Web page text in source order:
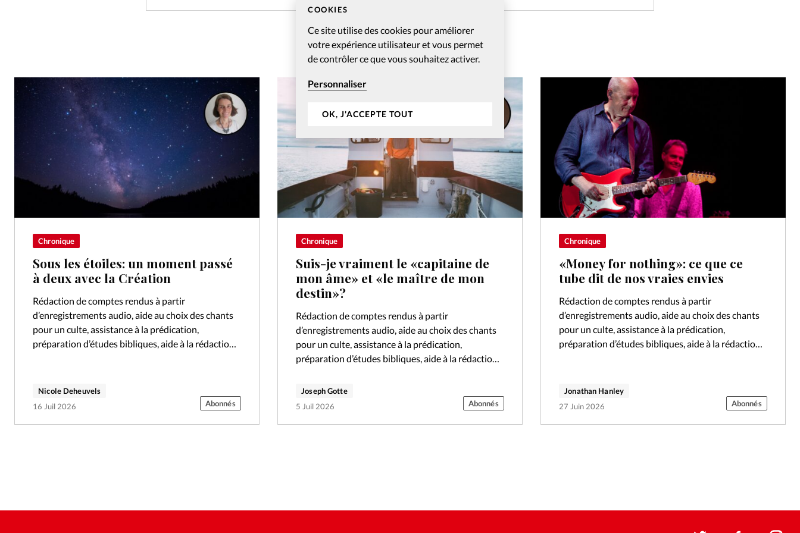
COOKIES
Ce site utilise des cookies pour améliorer
votre expérience utilisateur et vous permet
de contrôler ce que vous souhaitez activer.
Personnaliser
OK, J'ACCEPTE TOUT
Chronique
Sous les étoiles: un moment passé
à deux avec la Création
Rédaction de comptes rendus à partir
d’enregistrements audio, aide au choix des chants
pour un culte, assistance à la prédication,
préparation d’études bibliques, aide à la rédaction
Nicole Deheuvels
16 Juil 2026
Abonnés
Chronique
Suis-je vraiment le «capitaine de
mon âme» et «le maître de mon
destin»?
Rédaction de comptes rendus à partir
d’enregistrements audio, aide au choix des chants
pour un culte, assistance à la prédication,
préparation d’études bibliques, aide à la rédaction
Depuis…
Joseph Gotte
5 Juil 2026
Abonnés
Chronique
«Money for nothing»: ce que ce
tube dit de nos vraies envies
Rédaction de comptes rendus à partir
d’enregistrements audio, aide au choix des chants
pour un culte, assistance à la prédication,
préparation d’études bibliques, aide à la rédaction
Jonathan Hanley
27 Juin 2026
Abonnés